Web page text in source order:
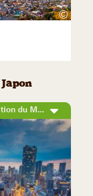
©
Tokyo, La Plus Grande Agglomération du Monde